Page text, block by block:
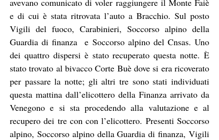
avevano comunicato di voler raggiungere il Monte Faiè
e di cui è stata ritrovata l’auto a Bracchio. Sul posto
Vigili del fuoco, Carabinieri, Soccorso alpino della
Guardia di finanza e Soccorso alpino del Cnsas. Uno
dei quattro dispersi è stato recuperato questa notte. È
stato trovato al bivacco Corte Buè dove si era ricoverato
per passare la notte; gli altri tre sono stati individuati
questa mattina dall’elicottero della Finanza arrivato da
Venegono e si sta procedendo alla valutazione e al
recupero dei tre con con l’elicottero. Presenti Soccorso
alpino, Soccorso alpino della Guardia di finanza, Vigili